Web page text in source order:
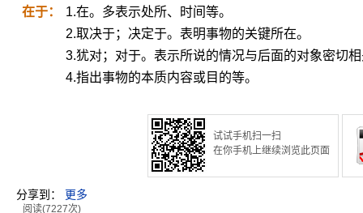
在于：
1.在。多表示处所、时间等。
2.取决于；决定于。表明事物的关键所在。
3.犹对；对于。表示所说的情况与后面的对象密切
4.指出事物的本质内容或目的等。
试试手机扫一扫
在你手机上继续浏览此页面
分享到： 更多
阅读(7227次)